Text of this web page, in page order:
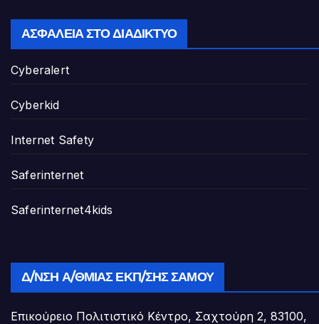
ΑΣΦΆΛΕΙΑ ΣΤΟ ΔΙΑΔΊΚΤΥΟ
Cyberalert
Cyberkid
Internet Safety
Saferinternet
Saferinternet4kids
Δ/ΝΣΗ Α/ΘΜΙΑΣ ΕΚΠ/ΣΗΣ ΣΆΜΟΥ
Επικούρειο Πολιτιστικό Κέντρο, Σαχτούρη 2, 83100,